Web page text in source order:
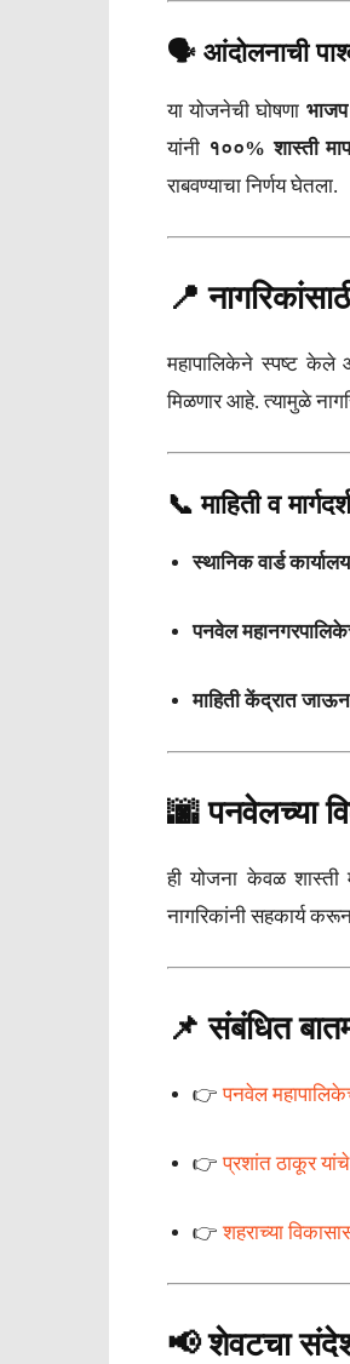
🗣️ आंदोलनाची
या योजनेची घोषणा
यांनी १००% शास्ती
राबवण्याचा निर्णय घेतला.
📍
महापालिकेने स्पष्ट
मिळणार आहे. त्यामुळे
📞 माहिती व
स्थानिक वार्ड
पनवेल
माहिती केंद्रात
🌆 पनवेलच्या
ही योजना केवळ शास्ती
नागरिकांनी सहकार्य
📌 संबंधित
👉पनवेल
👉प्रशांत ठाकूर
👉शहराच्या
📢 शेवटचा